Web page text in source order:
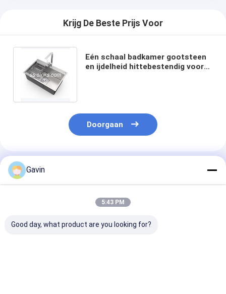
Krijg De Beste Prijs Voor
Eén schaal badkamer gootsteen
en ijdelheid hittebestendig voor
Doorgaan
Geadviseerde Producten
Gavin
5:43 PM
Good day, what product are you looking for?